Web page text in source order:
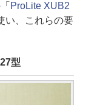
ProLite XUB2
い、これらの要
型